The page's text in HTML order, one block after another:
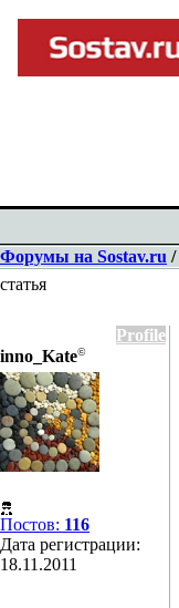
Форумы на Sostav.ru /
статья
Profile
inno_Kate©
Постов: 116
Дата регистрации:
18.11.2011